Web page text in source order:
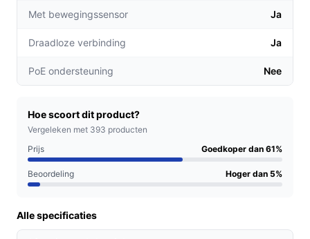
Slimme meldingen:
Met de bewegingsdetectie en
je smartphone, zodat je snel kunt reageren op
Voor welke doelgroep?
Deze camera is ideaal voor huiseigenaren die hun
woning willen beveiligen, bedrijven die hun pand willen
monitoren, en tech-liefhebbers die gebruik willen
maken van slimme automatisering. Of je nu in een
appartement woont of een huis met tuin hebt, deze
Praktische voordelen t.o.v. alternatieven
Met bewegingssensor Ja
Draadloze verbinding Ja
PoE ondersteuning Nee
Hoe scoort dit product?
Vergeleken met 393 producten
Prijs
Goedkoper dan 61%
Beoordeling Hoger dan 5%
Alle specificaties